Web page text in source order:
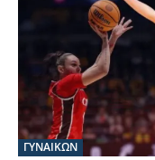
ΓΥΝΑΙΚΩΝ